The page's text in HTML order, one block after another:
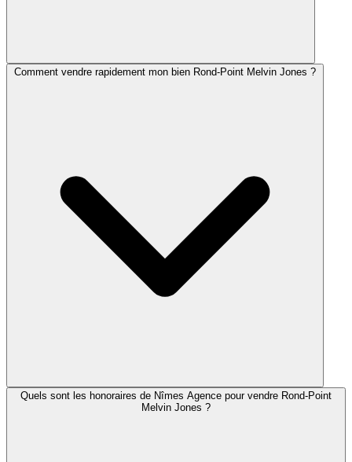
Comment vendre rapidement mon bien Rond-Point Melvin Jones ?
Quels sont les honoraires de Nîmes Agence pour vendre Rond-Point
Melvin Jones ?